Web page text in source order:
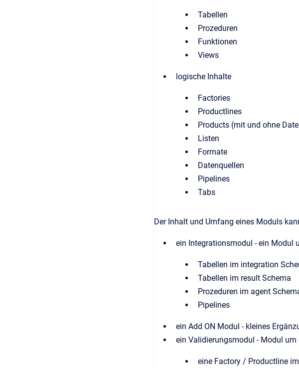
Tabellen
Prozeduren
Funktionen
Views
logische Inhalte
Factories
Productlines
Products (mit und ohne
Listen
Formate
Datenquellen
Pipelines
Tabs
Der Inhalt und Umfang eines Moduls
ein Integrationsmodul - ein Modul
Tabellen im integration
Tabellen im result Schema
Prozeduren im agent
Pipelines
ein Add ON Modul - kleines
ein Validierungsmodul - Modul
eine Factory / Productline